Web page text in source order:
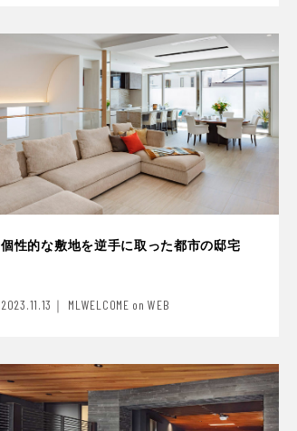
個性的な敷地を逆手に取った都市の邸宅
2023.11.13｜ MLWELCOME on WEB